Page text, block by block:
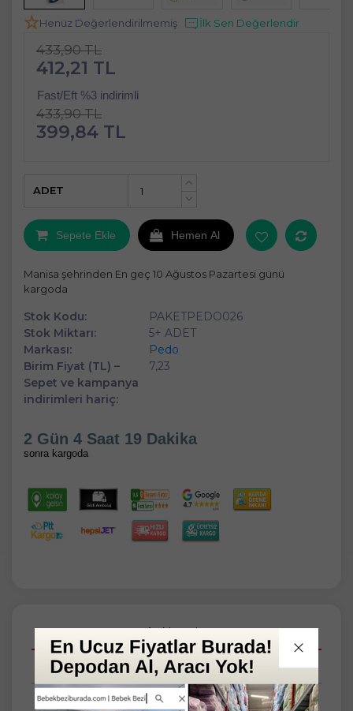
Henüz Değerlendirilmemiş İlk Sen Değerlendir
433,90 TL
412,21 TL
Fast/Eft %3 indirimli
433,90 TL
399,84 TL
+
ADET
Sepete Ekle Hemen Al
Manisa şehrinden En geç 10 Ağustos Pazartesi günü
kargoda
Stok Kodu:
PAKETPEDO026
Stok Miktarı:
5+ ADET
Markası:
Pedo
Birim Fiyat (TL) –
Sepet ve kampanya
indirimleri hariç:
7,23
2 Gün 4 Saat 18 Dakika
sonra kargoda
Açıklamalar
Taksit Seçenekleri
Tüm Yorumlar